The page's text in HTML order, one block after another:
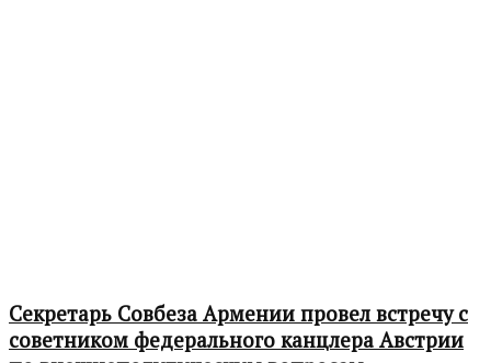
Секретарь Совбеза Армении провел встречу с
советником федерального канцлера Австрии